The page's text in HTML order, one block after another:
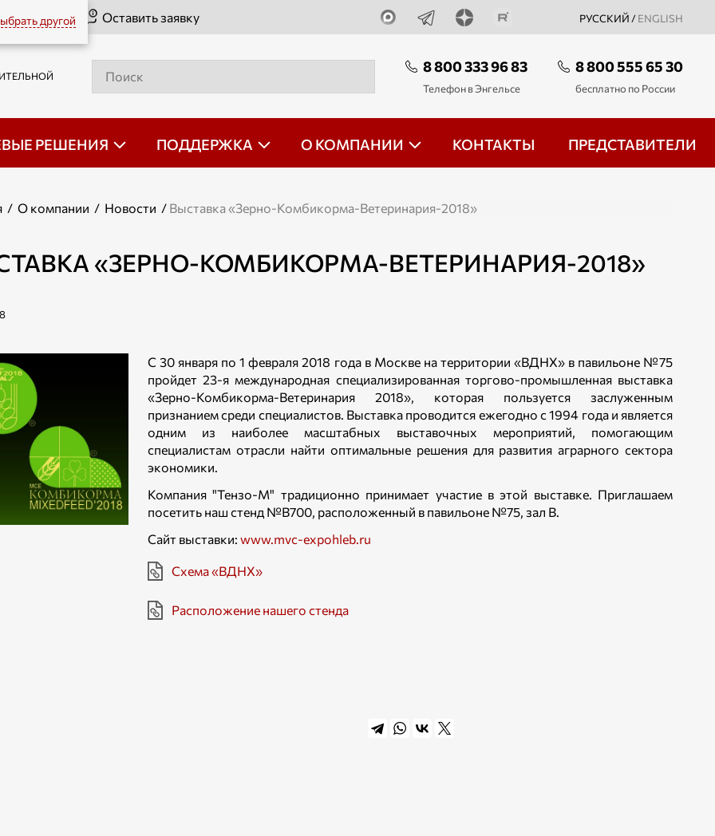
другой РУССКИЙ / ENGLISH
Оставить заявку
8 800 333 96 83
Телефон в Энгельсе
8 800 555 65 30
бесплатно по России
РЕШЕНИЯ ПОДДЕРЖКА О КОМПАНИИ КОНТАКТЫ ПРЕДСТАВИТЕЛИ
/ О компании / Новости / Выставка «Зерно-Комбикорма-Ветеринария-2018»
«ЗЕРНО-КОМБИКОРМА-ВЕТЕРИНАРИЯ-2018»
С 30 января по 1 февраля 2018 года в Москве на территории «ВДНХ» в павильоне №75
пройдет 23-я международная специализированная торгово-промышленная выставка
«Зерно-Комбикорма-Ветеринария 2018», которая пользуется заслуженным
признанием среди специалистов. Выставка проводится ежегодно с 1994 года и является
одним из наиболее масштабных выставочных мероприятий, помогающим
специалистам отрасли найти оптимальные решения для развития аграрного сектора
экономики.
Компания "Тензо-М" традиционно принимает участие в этой выставке. Приглашаем
посетить наш стенд №В700, расположенный в павильоне №75, зал В.
Сайт выставки: www.mvc-expohleb.ru
Схема «ВДНХ»
Расположение нашего стенда